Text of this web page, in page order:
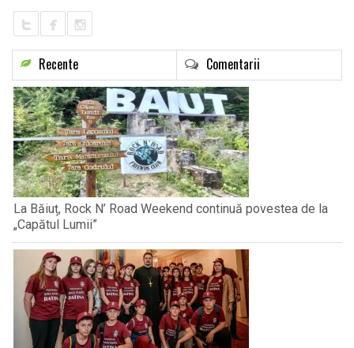
Recente Comentarii
La Băiuț, Rock N’ Road Weekend continuă povestea de la
„Capătul Lumii”